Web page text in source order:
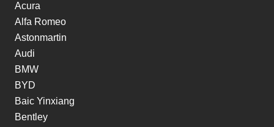
Acura
Alfa Romeo
Astonmartin
Audi
BMW
BYD
Baic Yinxiang
Bentley